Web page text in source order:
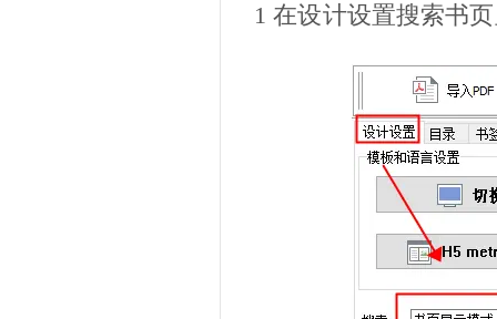
1在设计设置搜索书